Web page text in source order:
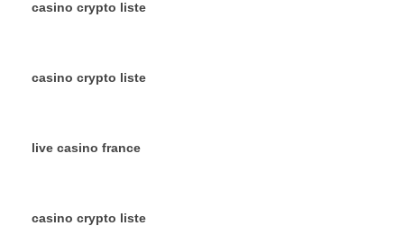
casino crypto liste
casino crypto liste
live casino france
casino crypto liste